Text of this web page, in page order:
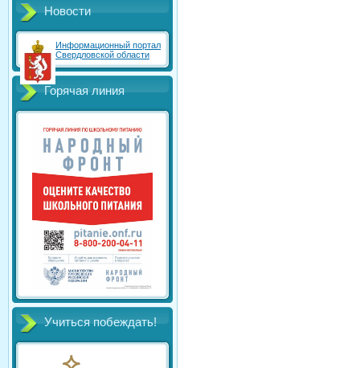
Новости
Информационный портал
Свердловской области
Горячая линия
Учиться побеждать!